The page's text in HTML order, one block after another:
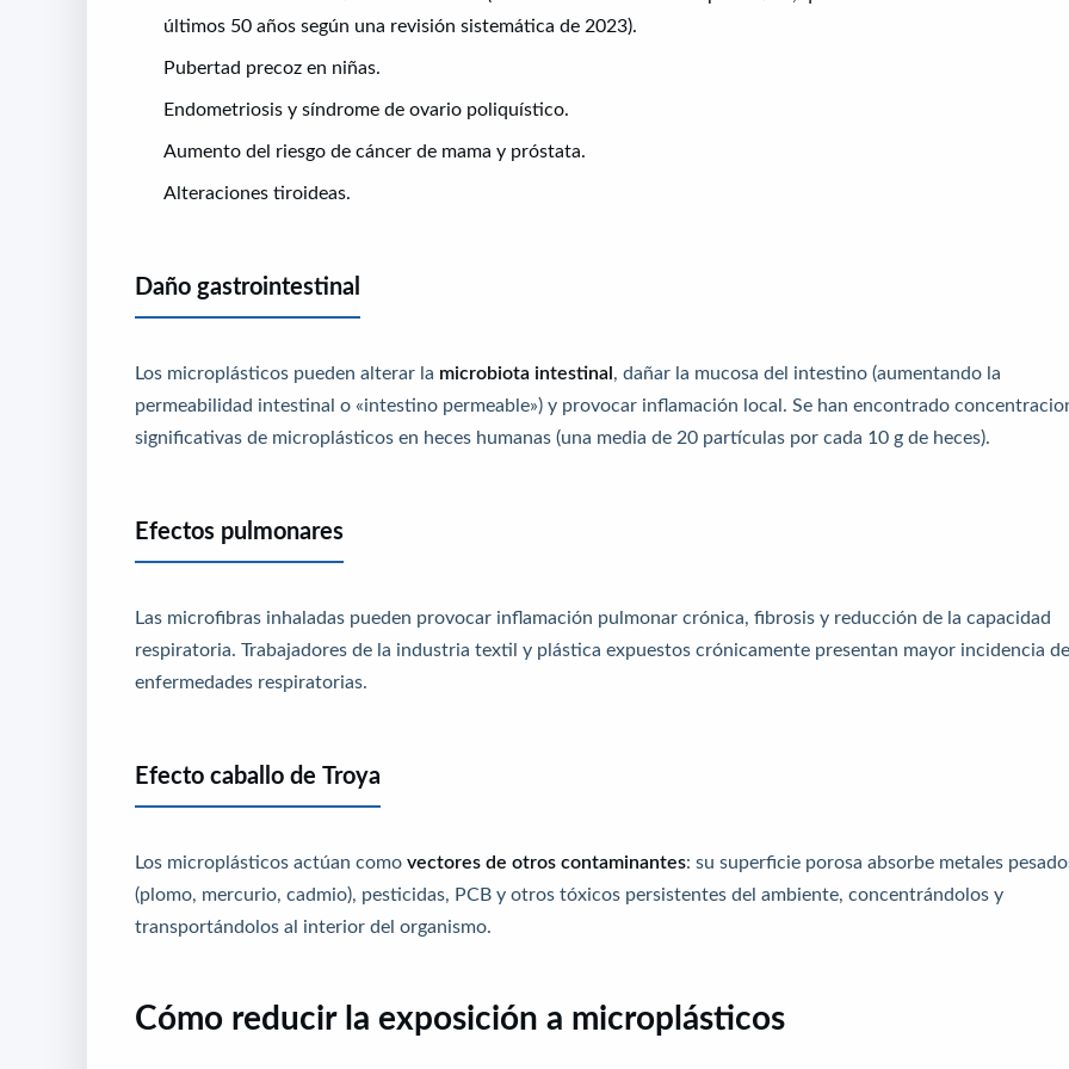
últimos 50 años según una revisión sistemática de 2023).
Pubertad precoz en niñas.
Endometriosis y síndrome de ovario poliquístico.
Aumento del riesgo de cáncer de mama y próstata.
Alteraciones tiroideas.
Daño gastrointestinal
Los microplásticos pueden alterar la microbiota intestinal , dañar la mucosa del intestino (aumentando la
permeabilidad intestinal o «intestino permeable») y provocar inflamación local. Se han encontrado
significativas de microplásticos en heces humanas (una media de 20 partículas por cada 10 g de heces).
Efectos pulmonares
Las microfibras inhaladas pueden provocar inflamación pulmonar crónica, fibrosis y reducción de la capacidad
respiratoria. Trabajadores de la industria textil y plástica expuestos crónicamente presentan mayor incidencia de
enfermedades respiratorias.
Efecto caballo de Troya
Los microplásticos actúan como vectores de otros contaminantes: su superficie porosa absorbe metales
(plomo, mercurio, cadmio), pesticidas, PCB y otros tóxicos persistentes del ambiente, concentrándolos y
transportándolos al interior del organismo.
Cómo reducir la exposición a microplásticos